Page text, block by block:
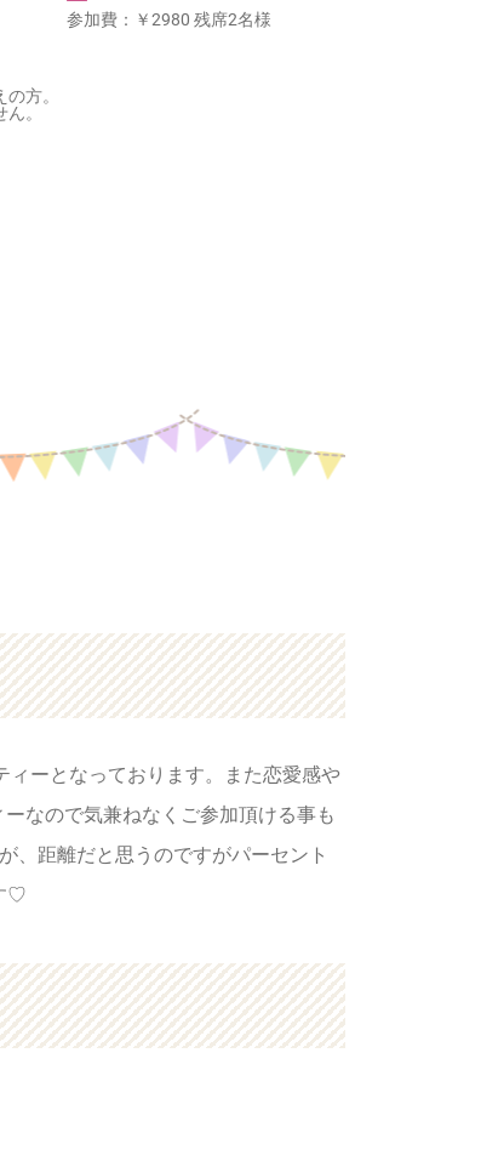
参加費： ￥2980 残席2名様
方。
。
ーとなっております。また恋愛感や
なので気兼ねなくご参加頂ける事も
、距離だと思うのですがパーセント
♡